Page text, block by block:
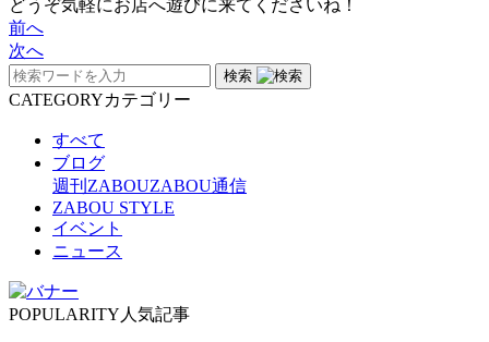
どうぞ気軽にお店へ遊びに来てくださいね！
前へ
次へ
検索
CATEGORYカテゴリー
すべて
ブログ
週刊ZABOUZABOU通信
ZABOU STYLE
イベント
ニュース
POPULARITY 人気記事